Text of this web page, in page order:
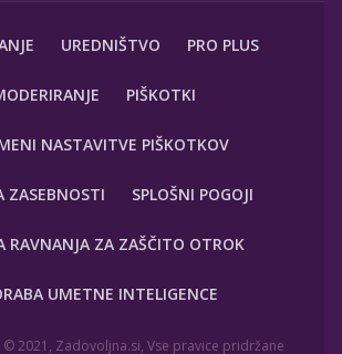
UREDNIŠTVO PRO PLUS
PIŠKOTKI
NASTAVITVE PIŠKOTKOV
ZASEBNOSTI SPLOŠNI POGOJI
RAVNANJA ZA ZAŠČITO OTROK
UMETNE INTELIGENCE
© 2021, Zadovoljna.si, Vse pravice pridržane